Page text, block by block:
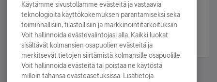
sähköpostiisi.
Tilaa nyt
Käytämme sivustollamme evästeitä ja vastaavia
teknologioita käyttökokemuksen parantamiseksi sekä
toiminnallisiin, tilastollisiin ja markkinointitarkoituksiin.
Voit hallinnoida evästevalintojasi alla. Kaikki luokat
sisältävät kolmansien osapuolien evästeitä ja
merkitsevät tietojen siirtämistä kolmansille osapuolille.
Voit hallinnoida evästeitä tai poistaa ne käytöstä
milloin tahansa evästeasetuksissa. Lisätietoja